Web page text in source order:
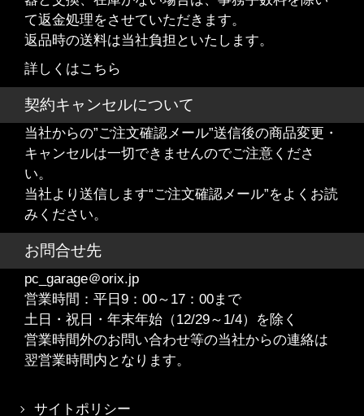
て返金処理をさせていただきます。
返品時の送料は当社負担といたします。
詳しくはこちら
契約キャンセルについて
当社からの”ご注文確認メール”送信後の商品変更・
キャンセルは一切できませんのでご注意くださ
い。
当社より送信します“ご注文確認メール”をよくお読
みください。
お問合せ先
pc_garage＠orix.jp
営業時間：平日9：00～17：00まで
土日・祝日・年末年始（12/29～1/4）を除く
営業時間外のお問い合わせ等の当社からの連絡は
翌営業時間内となります。
サイトポリシー